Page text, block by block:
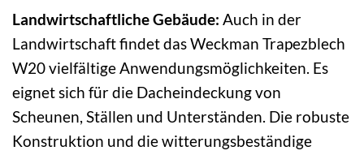
Landwirtschaftliche Gebäude: Auch in der
Landwirtschaft findet das Weckman Trapezblech
W20 vielfältige Anwendungsmöglichkeiten. Es
eignet sich für die Dacheindeckung von
Scheunen, Ställen und Unterständen. Die robuste
Konstruktion und die witterungsbeständige